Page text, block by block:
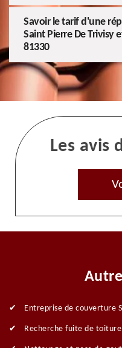
Savoir le tarif d'une
Saint Pierre De Trivisy
81330
Les avis
Entreprise de couverture
Recherche fuite de